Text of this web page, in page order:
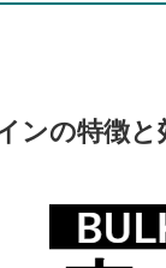
ンの特徴と